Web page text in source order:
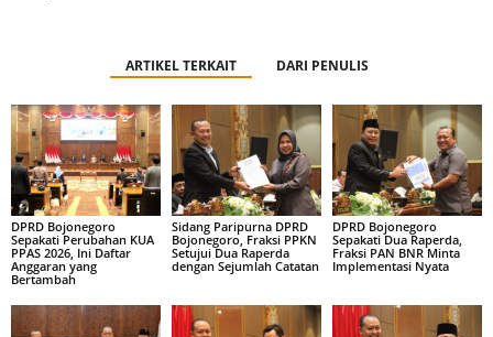
ARTIKEL TERKAIT DARI PENULIS
DPRD Bojonegoro
Sepakati Perubahan KUA
PPAS 2026, Ini Daftar
Anggaran yang
Bertambah
Sidang Paripurna DPRD
Bojonegoro, Fraksi PPKN
Setujui Dua Raperda
dengan Sejumlah Catatan
DPRD Bojonegoro
Sepakati Dua Raperda,
Fraksi PAN BNR Minta
Implementasi Nyata